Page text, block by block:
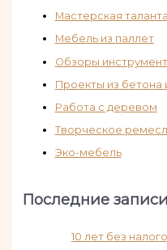
Мастерская таланта
Мебель из паллет
Обзоры
Проекты из бетона
Работа с деревом
Творческое
Эко-мебель
Последние записи
10 лет без